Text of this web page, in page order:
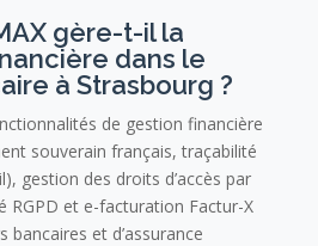
gère-t-il la
dans le
à Strasbourg ?
de gestion financière
souverain français, traçabilité
gestion des droits d’accès par
RGPD et e-facturation Factur-X
bancaires et d’assurance